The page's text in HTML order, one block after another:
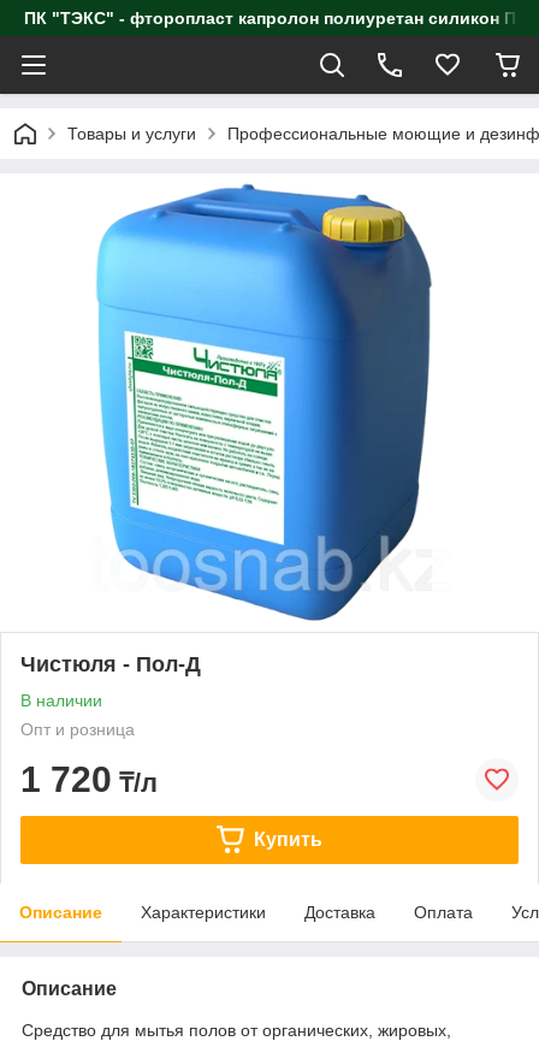
ПК "ТЭКС" - фторопласт капролон полиуретан
Товары и услуги Профессиональные моющие и
Чистюля - Пол-Д
В наличии
Опт и розница
1 720 ₸/л
Купить
Описание Характеристики Доставка Оплата
Описание
Средство для мытья полов от органических, жировых,